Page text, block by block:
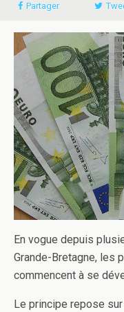
Partager
En vogue depuis
Grande-Bretagne, les
commencent à se
Le principe repose sur